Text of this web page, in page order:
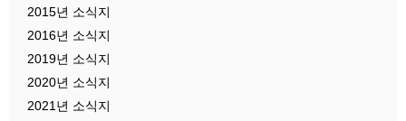
2015년 소식지
2016년 소식지
2019년 소식지
2020년 소식지
2021년 소식지